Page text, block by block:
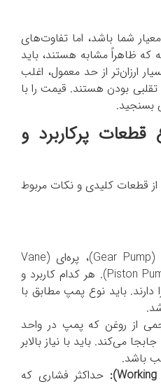
شما باشد، اما تفاوت‌های
که ظاهراً مشابه هستند، باید
ارزان‌تر از حد معمول، اغلب
بودن هستند. قیمت را با
بسنجید.
پرکاربرد و
از قطعات کلیدی و نکات مربوط
چرخ‌دنده‌ای (Gear Pump)، پره‌ای (Vane
Pump) یا پیستونی (Piston Pump). هر کدام کاربرد و
باید نوع پمپ مطابق با
از روغن که پمپ در واحد
می‌کند. باید با نیاز بالابر
باشد.
): حداکثر فشاری که